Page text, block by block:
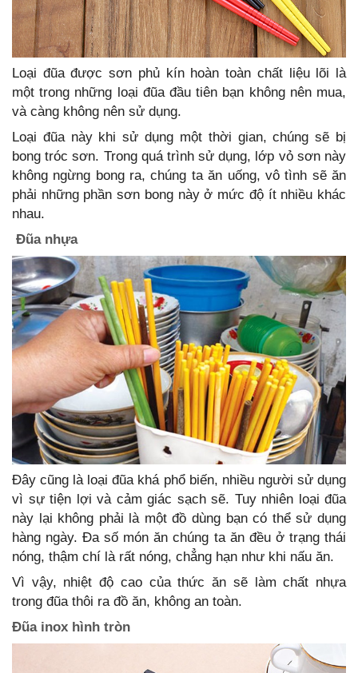
Loại đũa được sơn phủ kín hoàn toàn chất liệu lõi là
một trong những loại đũa đầu tiên bạn không nên mua,
và càng không nên sử dụng.
Loại đũa này khi sử dụng một thời gian, chúng sẽ bị
bong tróc sơn. Trong quá trình sử dụng, lớp vỏ sơn này
không ngừng bong ra, chúng ta ăn uống, vô tình sẽ ăn
phải những phần sơn bong này ở mức độ ít nhiều khác
nhau.
Đũa nhựa
Đây cũng là loại đũa khá phổ biến, nhiều người sử dụng
vì sự tiện lợi và cảm giác sạch sẽ. Tuy nhiên loại đũa
này lại không phải là một đồ dùng bạn có thể sử dụng
hàng ngày. Đa số món ăn chúng ta ăn đều ở trạng thái
nóng, thậm chí là rất nóng, chẳng hạn như khi nấu ăn.
Vì vậy, nhiệt độ cao của thức ăn sẽ làm chất nhựa
trong đũa thôi ra đồ ăn, không an toàn.
Đũa inox hình tròn